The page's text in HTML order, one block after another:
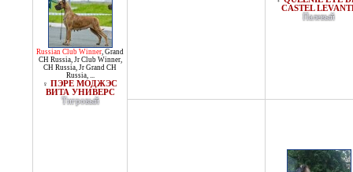
Russian Club Winner, Grand
CH Russia, Jr Club Winner,
CH Russia, Jr Grand CH
Russia, ...
♀ ПЭРЕ МОДЖЭС
ВИТА УНИВЕРС
Тигровый
CASTEL
Палевый